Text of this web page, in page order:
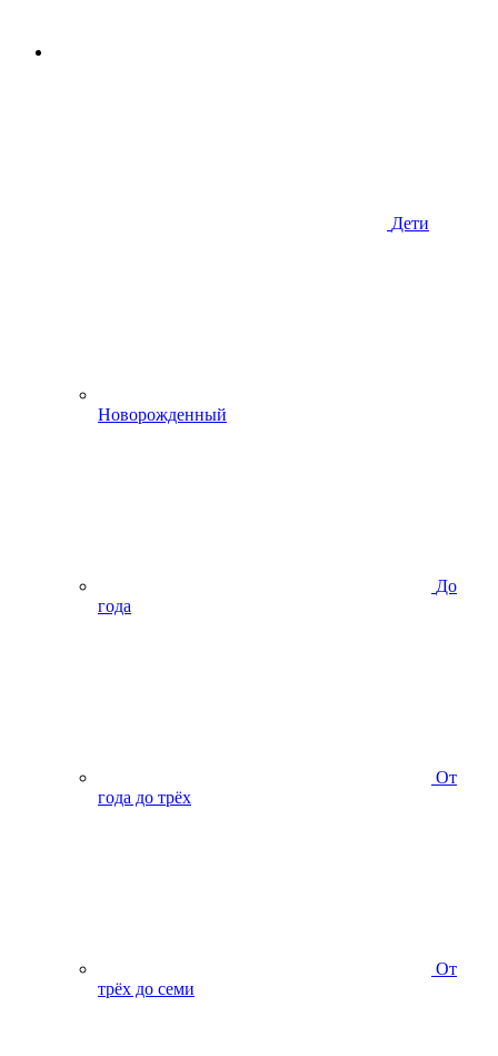
Дети
Новорожденный
До
года
От
года до трёх
От
трёх до семи